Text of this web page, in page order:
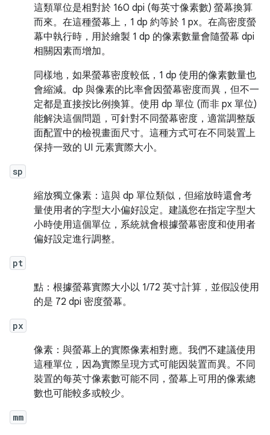
這類單位是相對於 160 dpi (每英寸像素數) 螢幕換算
而來。在這種螢幕上，1 dp 約等於 1 px。在高密度螢
幕中執行時，用於繪製 1 dp 的像素數量會隨螢幕 dpi
相關因素而增加。
同樣地，如果螢幕密度較低，1 dp 使用的像素數量也
會縮減。dp 與像素的比率會因螢幕密度而異，但不一
定都是直接按比例換算。使用 dp 單位 (而非 px 單位)
能解決這個問題，可針對不同螢幕密度，適當調整版
面配置中的檢視畫面尺寸。這種方式可在不同裝置上
保持一致的 UI 元素實際大小。
sp
縮放獨立像素：這與 dp 單位類似，但縮放時還會考
量使用者的字型大小偏好設定。建議您在指定字型大
小時使用這個單位，系統就會根據螢幕密度和使用者
偏好設定進行調整。
pt
點：根據螢幕實際大小以 1/72 英寸計算，並假設使用
的是 72 dpi 密度螢幕。
px
像素：與螢幕上的實際像素相對應。我們不建議使用
這種單位，因為實際呈現方式可能因裝置而異。不同
裝置的每英寸像素數可能不同，螢幕上可用的像素總
數也可能較多或較少。
mm